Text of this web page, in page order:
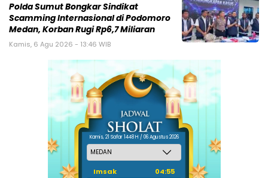
Polda Sumut Bongkar Sindikat
Scamming Internasional di Podomoro
Medan, Korban Rugi Rp6,7 Miliaran
Kamis, 6 Agu 2026 - 13:46 WIB
Kamis, 21 Safar 1448 H / 06 Agustus 2026
Imsak
04:55